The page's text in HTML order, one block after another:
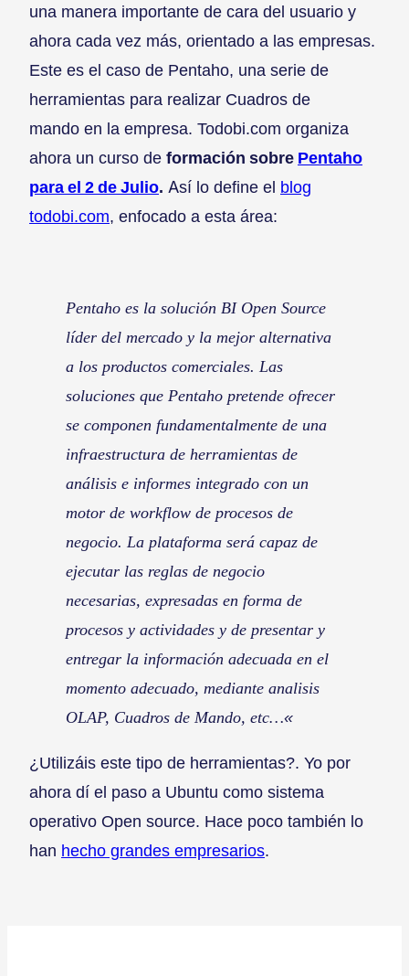
una manera importante de cara del usuario y
ahora cada vez más, orientado a las empresas.
Este es el caso de Pentaho, una serie de
herramientas para realizar Cuadros de
mando en la empresa. Todobi.com organiza
ahora un curso de formación sobre Pentaho
para el 2 de Julio. Así lo define el blog
todobi.com, enfocado a esta área:
Pentaho es la solución BI Open Source
líder del mercado y la mejor alternativa
a los productos comerciales. Las
soluciones que Pentaho pretende ofrecer
se componen fundamentalmente de una
infraestructura de herramientas de
análisis e informes integrado con un
motor de workflow de procesos de
negocio. La plataforma será capaz de
ejecutar las reglas de negocio
necesarias, expresadas en forma de
procesos y actividades y de presentar y
entregar la información adecuada en el
momento adecuado, mediante analisis
OLAP, Cuadros de Mando, etc…«
¿Utilizáis este tipo de herramientas?. Yo por
ahora dí el paso a Ubuntu como sistema
operativo Open source. Hace poco también lo
han hecho grandes empresarios.